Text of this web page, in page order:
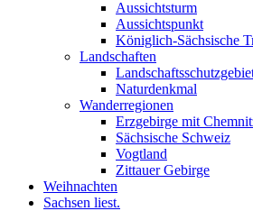
Aussichtsturm
Aussichtspunkt
Königlich-Sächsische
Landschaften
Naturdenkmal
Wanderregionen
Erzgebirge mit
Sächsische Schweiz
Vogtland
Zittauer Gebirge
Weihnachten
Sachsen liest.